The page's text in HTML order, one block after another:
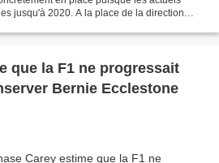
jusqu'à 2020. A la place de la direction
que la F1 ne progressait
Bernie Ecclestone